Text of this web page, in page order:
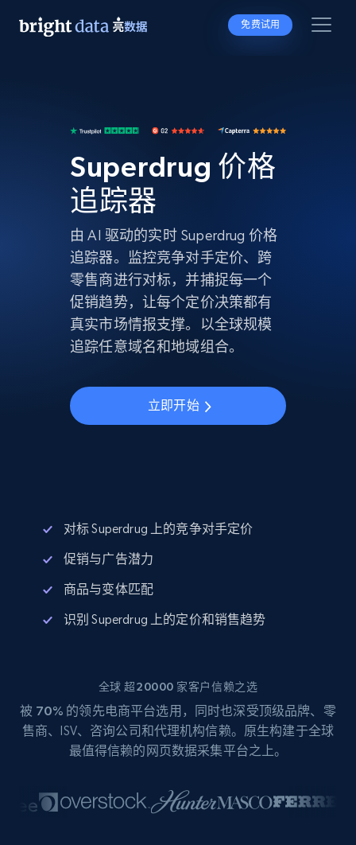
免费试用
Superdrug 价格
追踪器
由 AI 驱动的实时 Superdrug 价格
追踪器。监控竞争对手定价、跨
零售商进行对标，并捕捉每一个
促销趋势，让每个定价决策都有
真实市场情报支撑。以全球规模
追踪任意域名和地域组合。
立即开始
对标 Superdrug 上的竞争对手定价
促销与广告潜力
商品与变体匹配
识别 Superdrug 上的定价和销售趋势
全球 超20000 家客户信赖之选
被 70% 的领先电商平台选用，同时也深受顶级品牌、零
售商、ISV、咨询公司和代理机构信赖。原生构建于全球
最值得信赖的网页数据采集平台之上。